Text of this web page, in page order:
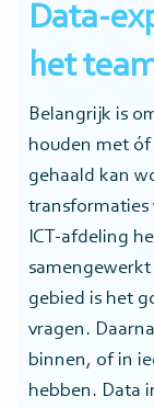
Data-
het
Belangrijk is
houden met óf
gehaald kan
transformaties
ICT-afdeling
gebied is het
vragen.
binnen, of in
hebben. Data